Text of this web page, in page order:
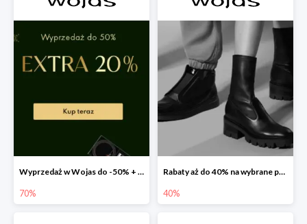
Wyprzedaż w Wojas do -50% + extra 20% rabatu na wszystko
70%
Rabaty aż do 40% na wybrane produkty!
40%